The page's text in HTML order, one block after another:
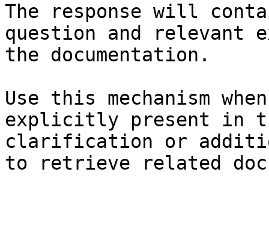
The response will
question and relevant
the documentation.
Use this mechanism
explicitly present in
clarification or